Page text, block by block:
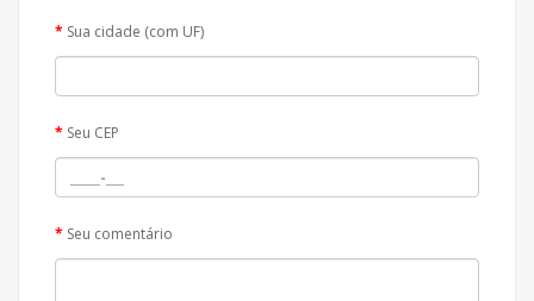
Sua cidade (com UF)
Seu CEP
Seu comentário